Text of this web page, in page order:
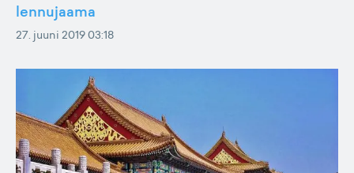
lennujaama
27. juuni 2019 03:18